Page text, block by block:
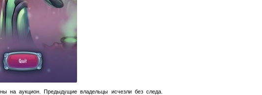
на аукцион. Предыдущие владельцы исчезли без следа.